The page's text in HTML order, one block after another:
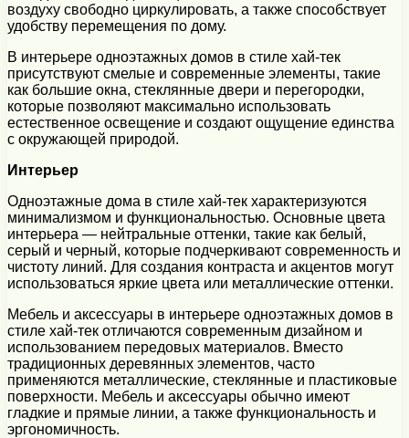
воздуху свободно циркулировать, а также способствует
удобству перемещения по дому.
В интерьере одноэтажных домов в стиле хай-тек
присутствуют смелые и современные элементы, такие
как большие окна, стеклянные двери и перегородки,
которые позволяют максимально использовать
естественное освещение и создают ощущение единства
с окружающей природой.
Интерьер
Одноэтажные дома в стиле хай-тек характеризуются
минимализмом и функциональностью. Основные цвета
интерьера — нейтральные оттенки, такие как белый,
серый и черный, которые подчеркивают современность и
чистоту линий. Для создания контраста и акцентов могут
использоваться яркие цвета или металлические оттенки.
Мебель и аксессуары в интерьере одноэтажных домов в
стиле хай-тек отличаются современным дизайном и
использованием передовых материалов. Вместо
традиционных деревянных элементов, часто
применяются металлические, стеклянные и пластиковые
поверхности. Мебель и аксессуары обычно имеют
гладкие и прямые линии, а также функциональность и
эргономичность.